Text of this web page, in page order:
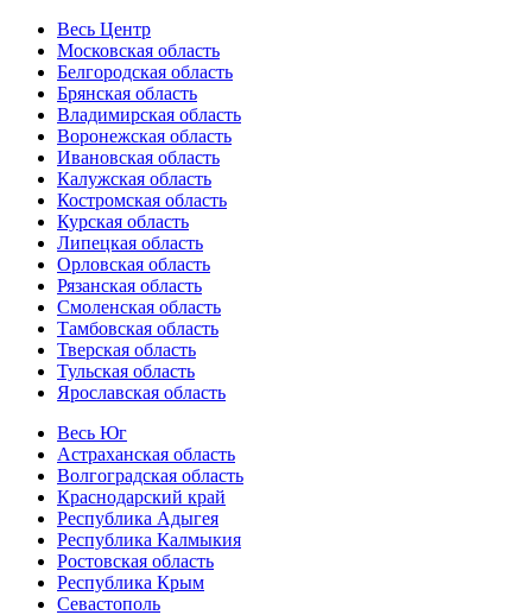
Весь Центр
Московская область
Белгородская область
Брянская область
Владимирская область
Воронежская область
Ивановская область
Калужская область
Костромская область
Курская область
Липецкая область
Орловская область
Рязанская область
Смоленская область
Тамбовская область
Тверская область
Тульская область
Ярославская область
Весь Юг
Астраханская область
Волгоградская область
Краснодарский край
Республика Адыгея
Республика Калмыкия
Ростовская область
Республика Крым
Севастополь